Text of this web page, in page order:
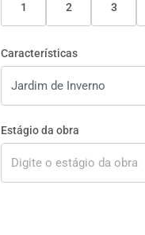
1 2 3
Características
Estágio da obra